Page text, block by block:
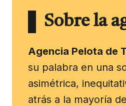
Sobre la
Agencia Pelota de
su palabra en una
asimétrica,
atrás a la mayoría